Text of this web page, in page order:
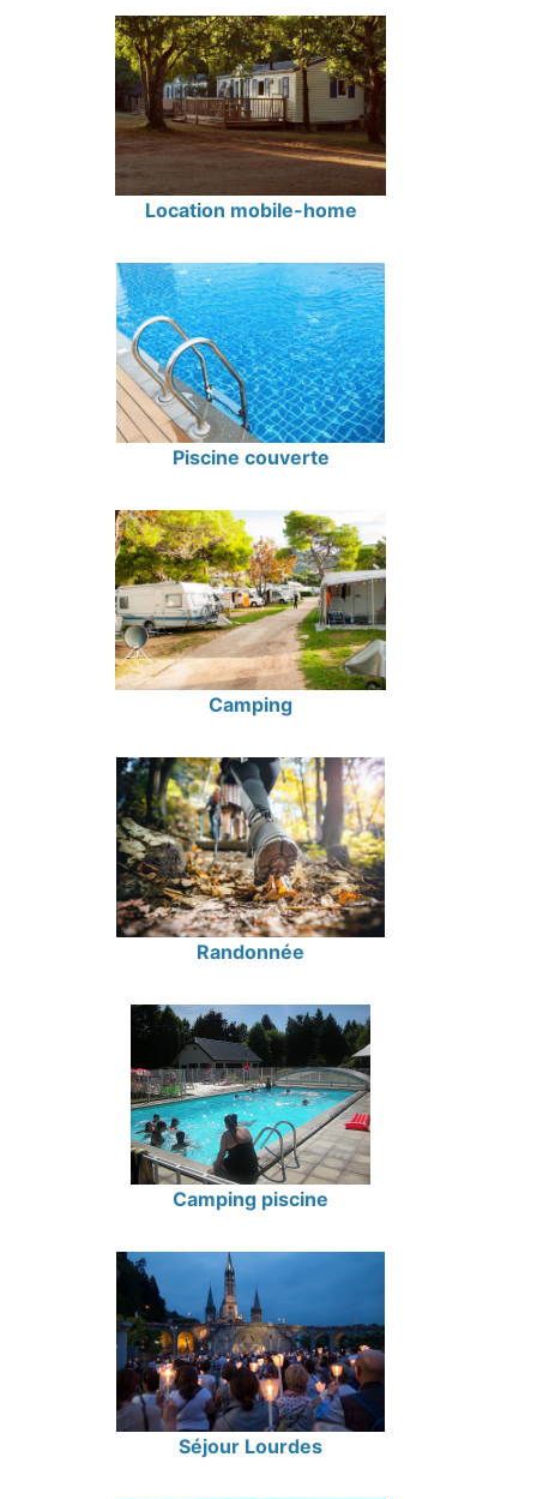
Location mobile-home
Piscine couverte
Camping
Randonnée
Camping piscine
Séjour Lourdes